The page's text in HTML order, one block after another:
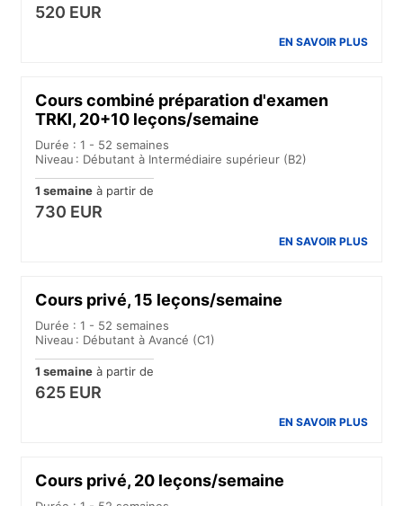
520 EUR
EN SAVOIR PLUS
Cours combiné préparation d'examen
TRKI, 20+10 leçons/semaine
Durée : 1 - 52 semaines
Niveau : Débutant à Intermédiaire supérieur (B2)
1 semaine à partir de
730 EUR
EN SAVOIR PLUS
Cours privé, 15 leçons/semaine
Durée : 1 - 52 semaines
Niveau : Débutant à Avancé (C1)
1 semaine à partir de
625 EUR
EN SAVOIR PLUS
Cours privé, 20 leçons/semaine